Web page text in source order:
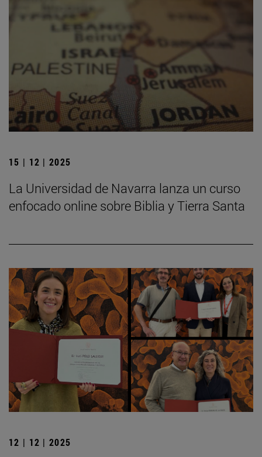
15 | 12 | 2025
La Universidad de Navarra lanza un curso
enfocado online sobre Biblia y Tierra Santa
12 | 12 | 2025